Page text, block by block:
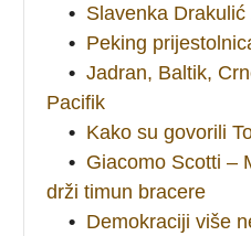
• Slavenka
• Peking
• Jadran, Baltik,
Pacifik
• Kako su govorili
• Giacomo Scotti –
drži timun bracere
• Demokraciji više